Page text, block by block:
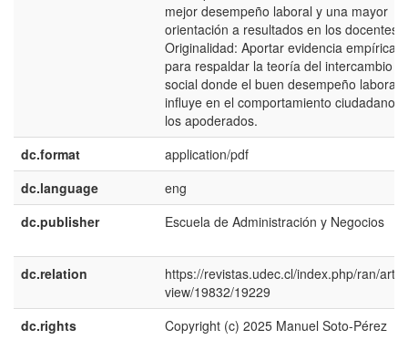
mejor desempeño laboral y una mayor
orientación a resultados en los docentes.
Originalidad: Aportar evidencia empírica
para respaldar la teoría del intercambio
social donde el buen desempeño laboral
influye en el comportamiento ciudadano
los apoderados.
dc.format
application/pdf
dc.language
eng
dc.publisher
Escuela de Administración y Negocios
dc.relation
https://revistas.udec.cl/index.php/ran/
view/19832/19229
dc.rights
Copyright (c) 2025 Manuel Soto-Pérez